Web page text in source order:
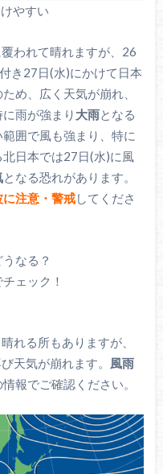
やすい
われて晴れますが、26
き27日(水)にかけて日本
め、広く天気が崩れ、
雨が強まり 大雨となる
囲で風も強まり、特に
日本では27日(水)に風
となる恐れがあります。
注意・警戒してくださ
なる？
ェック！
れる所もありますが、
天気が崩れます。 風雨
報でご確認ください。